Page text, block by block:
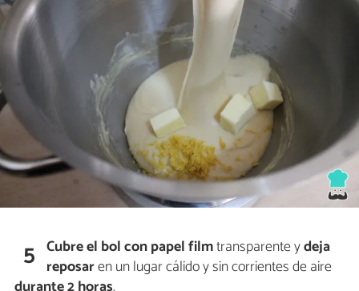
5 Cubre el bol con papel filmtransparente ydeja
reposaren un lugar cálido y sin corrientes de aire